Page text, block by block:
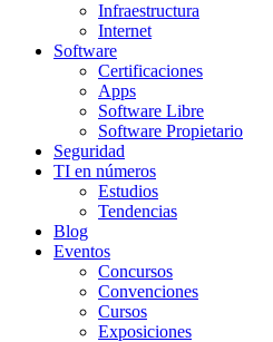
Infraestructura
Internet
Software
Certificaciones
Apps
Software Libre
Software Propietario
Seguridad
TI en números
Estudios
Tendencias
Blog
Eventos
Concursos
Convenciones
Cursos
Exposiciones